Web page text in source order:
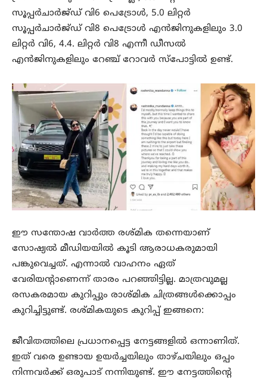
സൂപ്പർചാർജ്ഡ് വി6 പെട്രോൾ, 5.0 ലിറ്റർ
സൂപ്പർചാർജ്ഡ് വി8 പെട്രോൾ എൻജിനുകളിലും 3.0
ലിറ്റർ വി6, 4.4. ലിറ്റർ വി8 എന്നീ ഡീസൽ
എൻജിനുകളിലും റേഞ്ച് റോവർ സ്‌പോട്ടിൽ ഉണ്ട്.
ഈ സന്തോഷ വാർത്ത രശ്മിക തന്നെയാണ്
സോഷ്യൽ മീഡിയയിൽ കൂടി ആരാധകരുമായി
പങ്കുവെച്ചത്. എന്നാൽ വാഹനം ഏത്
വേരിയന്റാണെന്ന് താരം പറഞ്ഞിട്ടില്ല. മാത്രവുമല്ല
രസകരമായ കുറിപ്പും രാശ്മിക ചിത്രങ്ങൾക്കൊപ്പം
കുറിച്ചിട്ടുണ്ട്. രശ്മികയുടെ കുറിപ്പ് ഇങ്ങനെ:
ജീവിതത്തിലെ പ്രധാനപ്പെട്ട നേട്ടങ്ങളിൽ ഒന്നാണിത്.
ഇത് വരെ ഉണ്ടായ ഉയർച്ചയിലും താഴ്ചയിലും ഒപ്പം
നിന്നവർക്ക് ഒരുപാട് നന്നിയുണ്ട്. ഈ നേട്ടത്തിന്റെ